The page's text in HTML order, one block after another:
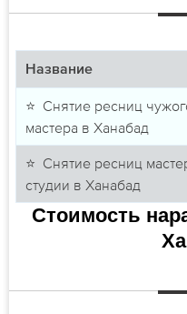
Название
⭐ Снятие ресниц
мастера в Ханабад
⭐ Снятие ресниц
студии в Ханабад
Стоимость